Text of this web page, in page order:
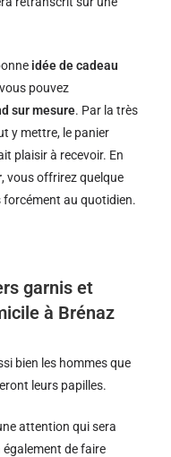
idée de cadeau
pouvez
sur mesure. Par la très
y mettre, le panier
plaisir à recevoir. En
, vous offrirez quelque
forcément au quotidien.
garnis et
à Brénaz
bien les hommes que
leurs papilles.
ne attention qui sera
également de faire